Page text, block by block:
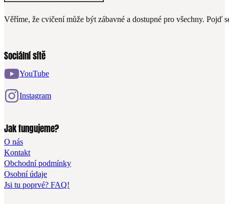
Věříme, že cvičení může být zábavné a dostupné pro všechny. Pojď
Sociální sítě
YouTube
Instagram
Jak fungujeme?
O nás
Kontakt
Obchodní podmínky
Osobní údaje
Jsi tu poprvé? FAQ!